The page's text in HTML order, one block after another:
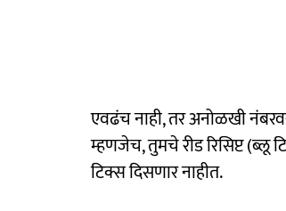
एवढंच नाही, तर अनोळखी
म्हणजेच, तुमचे रीड रिसिप्ट (ब्लू
टिक्स दिसणार नाहीत.